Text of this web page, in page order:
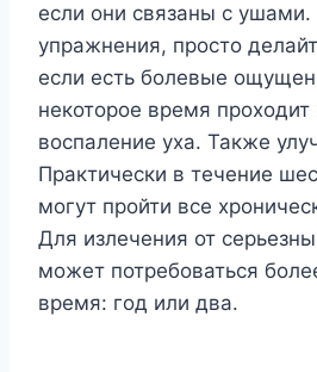
если они связаны с
упражнения, просто
если есть болевые
некоторое время проходит
воспаление уха. Также
Практически в течение
могут пройти все
Для излечения от
может потребоваться
время: год или два.